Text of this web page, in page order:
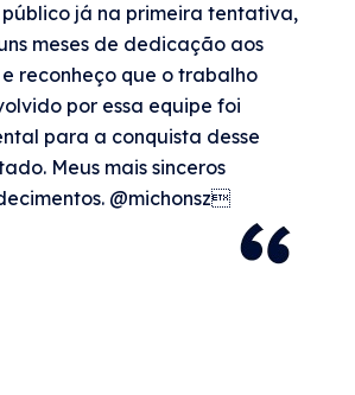
público já na primeira tentativa,
meses de dedicação aos
reconheço que o trabalho
por essa equipe foi
para a conquista desse
Meus mais sinceros
@michonsz